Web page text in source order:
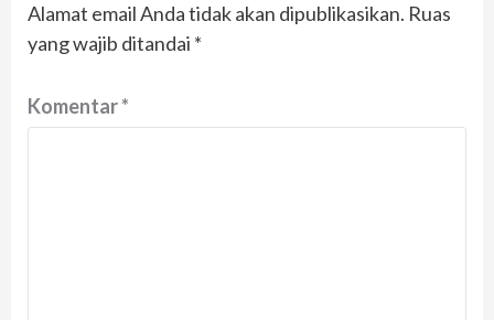
Alamat email Anda tidak akan dipublikasikan. Ruas
yang wajib ditandai *
Komentar*